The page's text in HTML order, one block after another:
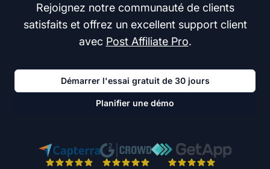
Rejoignez notre communauté de clients
satisfaits et offrez un excellent support client
avec Post Affiliate Pro.
Démarrer l'essai gratuit de 30 jours
Planifier une démo